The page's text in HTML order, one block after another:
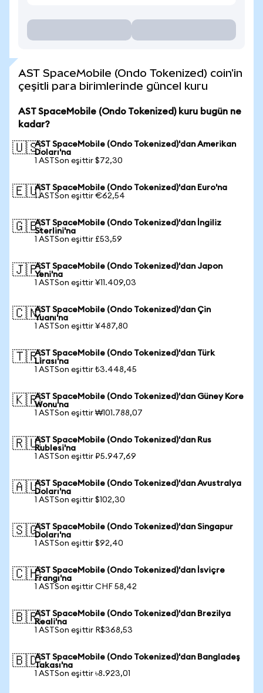
AST SpaceMobile (Ondo Tokenized) coin'in
çeşitli para birimlerinde güncel kuru
AST SpaceMobile (Ondo Tokenized) kuru bugün ne
kadar?
🇺🇸AST SpaceMobile (Ondo Tokenized)'dan Amerikan
Doları'na
1 ASTSon eşittir $72,30
🇪🇺AST SpaceMobile (Ondo Tokenized)'dan Euro'na
1 ASTSon eşittir €62,54
🇬🇧AST SpaceMobile (Ondo Tokenized)'dan İngiliz
Sterlini'na
1 ASTSon eşittir £53,59
🇯🇵AST SpaceMobile (Ondo Tokenized)'dan Japon
Yeni'na
1 ASTSon eşittir ¥11.409,03
🇨🇳AST SpaceMobile (Ondo Tokenized)'dan Çin
Yuanı'na
1 ASTSon eşittir ¥487,80
🇹🇷AST SpaceMobile (Ondo Tokenized)'dan Türk
Lirası'na
1 ASTSon eşittir ₺3.448,45
🇰🇷AST SpaceMobile (Ondo Tokenized)'dan Güney Kore
Wonu'na
1 ASTSon eşittir ₩101.788,07
🇷🇺AST SpaceMobile (Ondo Tokenized)'dan Rus
Rublesi'na
1 ASTSon eşittir ₽5.947,69
🇦🇺AST SpaceMobile (Ondo Tokenized)'dan Avustralya
Doları'na
1 ASTSon eşittir $102,30
🇸🇬AST SpaceMobile (Ondo Tokenized)'dan Singapur
Doları'na
1 ASTSon eşittir $92,40
🇨🇭AST SpaceMobile (Ondo Tokenized)'dan İsviçre
Frangı'na
1 ASTSon eşittir CHF 58,42
🇧🇷AST SpaceMobile (Ondo Tokenized)'dan Brezilya
Reali'na
1 ASTSon eşittir R$368,53
🇧🇩AST SpaceMobile (Ondo Tokenized)'dan Bangladeş
Takası'na
1 ASTSon eşittir ৳8.923,01